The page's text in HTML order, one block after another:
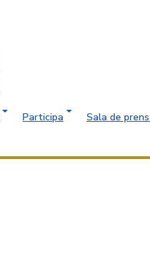
Participa Sala de